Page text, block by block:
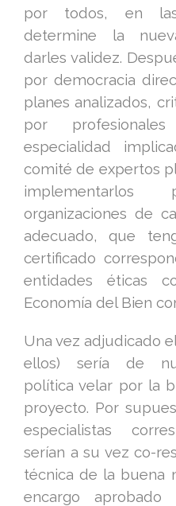
por todos, en
determine la
darles validez.
por democracia
planes analizados,
por
especialidad
comité de expertos
organizaciones de
adecuado, que
certificado
entidades éticas
Economía del Bien
Una vez adjudicado
ellos) sería de
política velar por la
proyecto. Por
especialistas
serían a su vez co-
técnica de la buena
encargo